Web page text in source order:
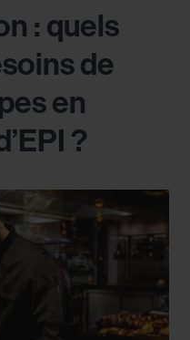
: quels
de
en
?